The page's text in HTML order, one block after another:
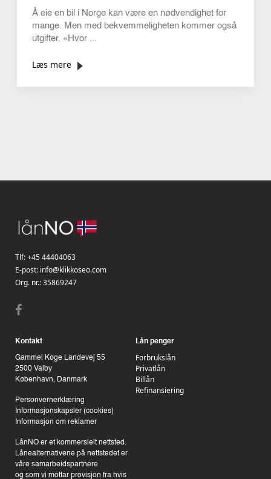
Å eie en bil i Norge kan være en nødvendighet for
mange. Men med bekvemmeligheten kommer også
utgifter. «Hvor ...
Læs mere
Tlf:+45 44404063
E-post: info@klikkoseo.com
Org. nr.:35869247
Kontakt
Gammel Køge Landevej 55
2500 Valby
København, Danmark
Personvernerklæring
Informasjonskapsler (cookies)
Informasjon om reklamer
LånNO er et kommersielt nettsted.
Lånealternativene på nettstedet er
våre samarbeidspartnere
og som vi mottar provisjon fra hvis
Lån penger
Forbrukslån
Privatlån
Billån
Refinansiering